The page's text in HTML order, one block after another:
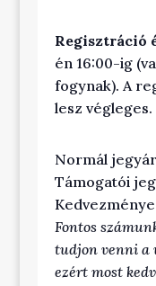
Regisztráció
én 16:00-ig
fogynak). A
lesz végleges.
Normál
Támogatói
Fontos
tudjon venni a
ezért most